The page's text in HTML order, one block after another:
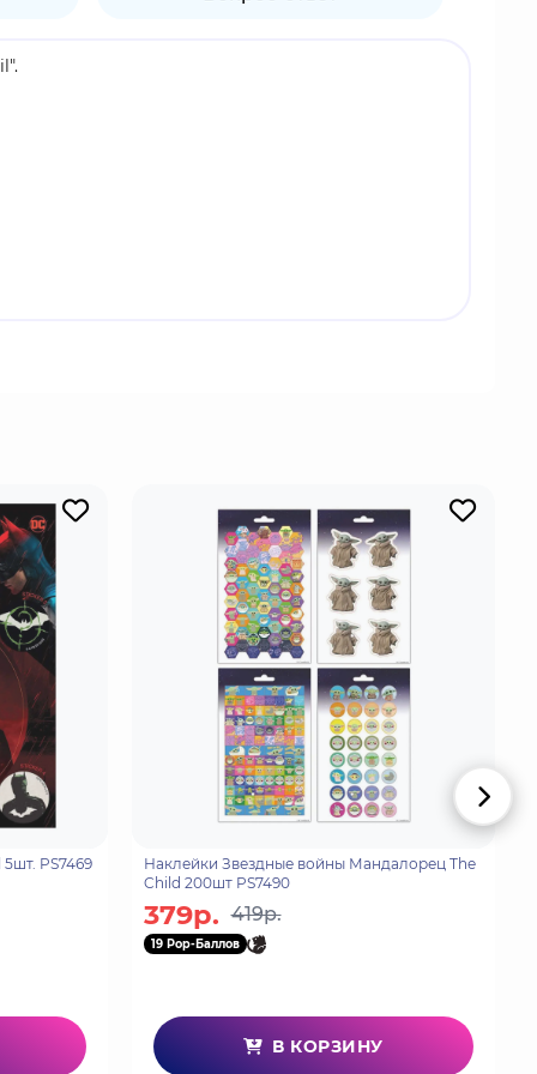
PS7469
Наклейки Звездные войны Мандалорец The
Child 200шт PS7490
379р. 419р.
19 Pop-Баллов
В КОРЗИНУ